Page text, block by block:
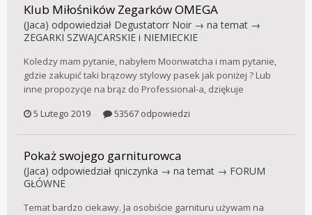
Klub Miłośników Zegarków OMEGA
(Jaca) odpowiedział Degustatorr Noir → na temat →
ZEGARKI SZWAJCARSKIE i NIEMIECKIE
Koledzy mam pytanie, nabyłem Moonwatcha i mam pytanie,
gdzie zakupić taki brązowy stylowy pasek jak poniżej ? Lub
inne propozycje na brąz do Professional-a, dziękuje
5 Lutego 2019
53567 odpowiedzi
Pokaż swojego garniturowca
(Jaca) odpowiedział qniczynka → na temat → FORUM
GŁÓWNE
Temat bardzo ciekawy. Ja osobiście garnituru używam na